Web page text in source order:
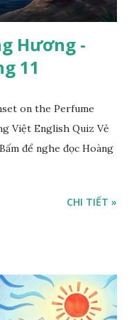
Hương -
11
on the Perfume
Việt English Quiz Vẻ
để nghe đọc Hoàng
CHI TIẾT »